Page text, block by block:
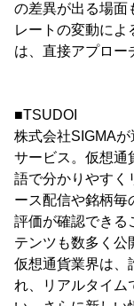
の差異が出る場面
レートの変動によ
は、直接アプロー
■TSUDOI
株式会社SIGMA
サービス。仮想通
語で分かりやすく
ース配信や銘柄毎
評価が確認できる
テンツも数多く公
仮想通貨業界は、
れ、リアルタイム